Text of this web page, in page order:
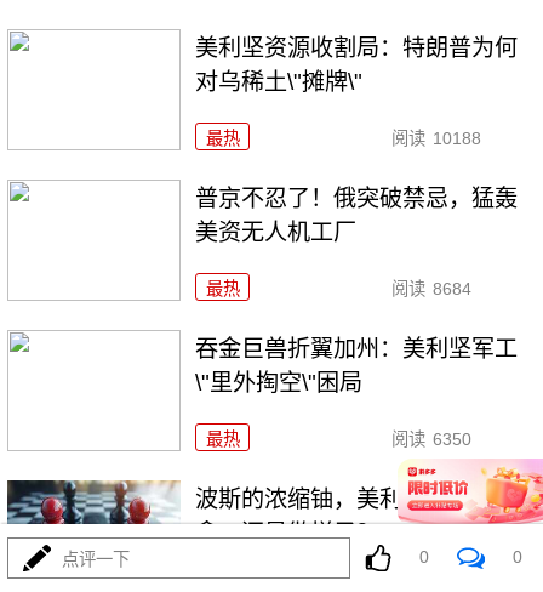
美利坚资源收割局：特朗普为何
对乌稀土\"摊牌\"
最热 阅读 10188
普京不忍了！俄突破禁忌，猛轰
美资无人机工厂
最热 阅读 8684
吞金巨兽折翼加州：美利坚军工
\"里外掏空\"困局
最热 阅读 6350
波斯的浓缩铀，美利坚是真想
拿，还是做样子？
点评一下 0 0